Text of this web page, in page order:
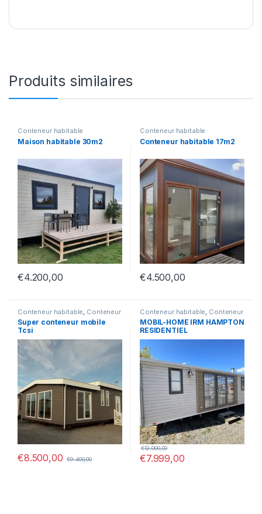
Produits similaires
Conteneur habitable
Maison habitable 30m2
€4.200,00
Conteneur habitable
Conteneur habitable 17m2
€4.500,00
Conteneur habitable Conteneur
maison mobile
Super conteneur mobile
Tcsi
€8.500,00 €9.400,00
Conteneur habitable Conteneur
maison mobile
MOBIL-HOME IRM HAMPTON
RESIDENTIEL
€7.999,00
€12.000,00